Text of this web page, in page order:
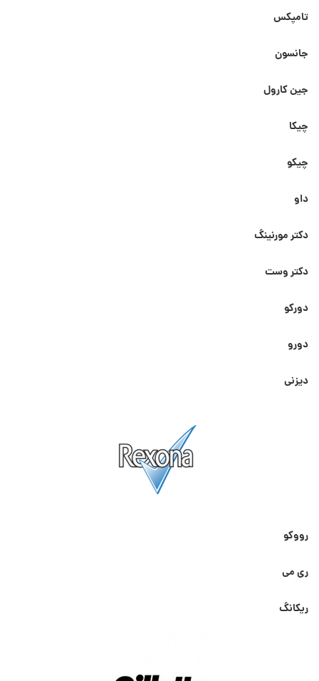
تامپکس
جانسون
جین کارول
چیکا
چیکو
داو
دکتر مورنینگ
دکتر وست
دورکو
دورو
دیزنی
رووکو
ری می
ریکانگ